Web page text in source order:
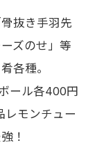
抜き手羽先
ズのせ」等
各種。
ール各400円
レモンチュー
！